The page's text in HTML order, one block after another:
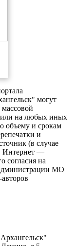
могут
или на любых иных
объему и срокам
и
(в случае
Интернет —
согласия на
МО